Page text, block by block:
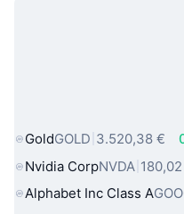
Δημοφιλή
πραγματικού
GoldGOLD 3.520,38 €
Nvidia CorpNVDA
Alphabet Inc Class A